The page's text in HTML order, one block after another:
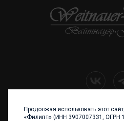
+7 (4012)
Продолжая использовать этот
«Филипп» (ИНН 3907007331, ОГРН